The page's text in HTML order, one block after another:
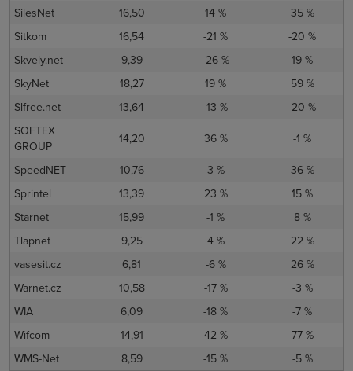
SilesNet 16,50 14 %
35 %
Sitkom
16,54 -21 %
-20 %
Skvely.net
9,39 -26 %
19 %
SkyNet
18,27 19 %
59 %
Slfree.net
13,64 -13 %
-20 %
SOFTEX
GROUP
14,20 36 %
-1 %
SpeedNET
10,76 3 %
36 %
Sprintel
13,39 23 %
15 %
Starnet
15,99 -1 %
8 %
Tlapnet
9,25 4 %
22 %
vasesit.cz
6,81 -6 %
26 %
Warnet.cz
10,58 -17 %
-3 %
WIA
6,09 -18 %
-7 %
Wifcom
14,91 42 %
77 %
WMS-Net
8,59 -15 %
-5 %